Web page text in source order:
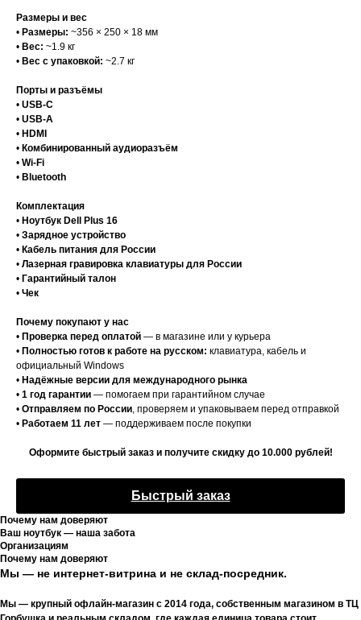
Размеры и вес
• Размеры: ~356 × 250 × 18 мм
• Вес: ~1.9 кг
• Вес с упаковкой: ~2.7 кг
Порты и разъёмы
• USB-C
• USB-A
• HDMI
• Комбинированный аудиоразъём
• Wi-Fi
• Bluetooth
Комплектация
• Ноутбук Dell Plus 16
• Зарядное устройство
• Кабель питания для России
• Лазерная гравировка клавиатуры для России
• Гарантийный талон
• Чек
Почему покупают у нас
• Проверка перед оплатой — в магазине или у курьера
• Полностью готов к работе на русском: клавиатура, кабель и
официальный Windows
• Надёжные версии для международного рынка
• 1 год гарантии — помогаем при гарантийном случае
• Отправляем по России, проверяем и упаковываем перед отправкой
• Работаем 11 лет — поддерживаем после покупки
Оформите быстрый заказ и получите скидку до 10.000 рублей!
Быстрый заказ
Почему нам доверяют
Ваш ноутбук — наша забота
Организациям
Почему нам доверяют
Мы — не интернет-витрина и не склад-посредник.
Мы — крупный офлайн-магазин с 2014 года, собственным магазином в ТЦ